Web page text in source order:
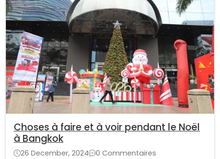
Choses à faire et à voir pendant le Noël
à Bangkok
26 December, 2024
0 Commentaires